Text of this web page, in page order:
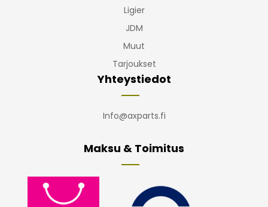
Ligier
JDM
Muut
Tarjoukset
Yhteystiedot
Info@axparts.fi
Maksu & Toimitus